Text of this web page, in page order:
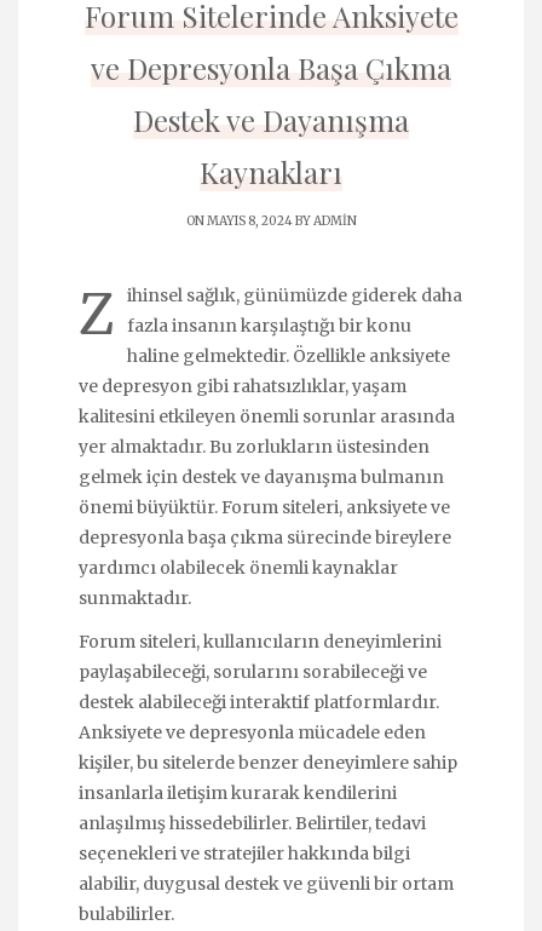
Forum Sitelerinde Anksiyete
ve Depresyonla Başa Çıkma
Destek ve Dayanışma
Kaynakları
ON MAYIS 8, 2024 BYADMIN
Z
ihinsel sağlık, günümüzde giderek daha
fazla insanın karşılaştığı bir konu
haline gelmektedir. Özellikle anksiyete
ve depresyon gibi rahatsızlıklar, yaşam
kalitesini etkileyen önemli sorunlar arasında
yer almaktadır. Bu zorlukların üstesinden
gelmek için destek ve dayanışma bulmanın
önemi büyüktür. Forum siteleri, anksiyete ve
depresyonla başa çıkma sürecinde bireylere
yardımcı olabilecek önemli kaynaklar
sunmaktadır.
Forum siteleri, kullanıcıların deneyimlerini
paylaşabileceği, sorularını sorabileceği ve
destek alabileceği interaktif platformlardır.
Anksiyete ve depresyonla mücadele eden
kişiler, bu sitelerde benzer deneyimlere sahip
insanlarla iletişim kurarak kendilerini
anlaşılmış hissedebilirler. Belirtiler, tedavi
seçenekleri ve stratejiler hakkında bilgi
alabilir, duygusal destek ve güvenli bir ortam
bulabilirler.